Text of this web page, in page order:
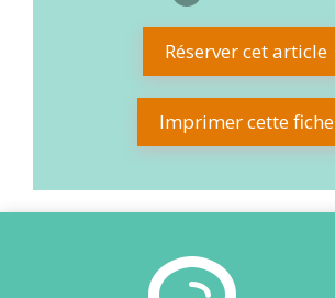
Réserver cet article
Imprimer cette fiche